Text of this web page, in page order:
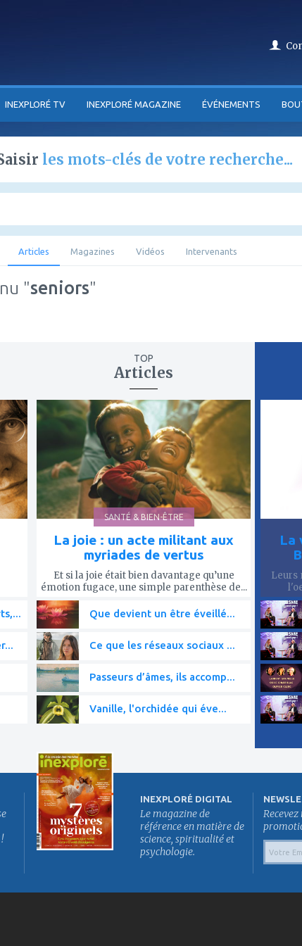
INEXPLORÉ TV INEXPLORÉ MAGAZINE ÉVÉNEMENTS
les mots-clés de votre recherche...
Articles Magazines Vidéos Intervenants
"seniors"
TOP
Articles
mes
SANTÉ & BIEN-ÊTRE
La joie : un acte militant aux
myriades de vertus
Et si la joie était bien davantage qu’une
émotion fugace, une simple parenthèse de...
Que devient un être éveillé...
Ce que les réseaux sociaux ...
Passeurs d’âmes, ils accomp...
Vanille, l'orchidée qui éve...
La
Leurs
INEXPLORÉ DIGITAL
Le magazine de
référence en matière de
science, spiritualité et
psychologie.